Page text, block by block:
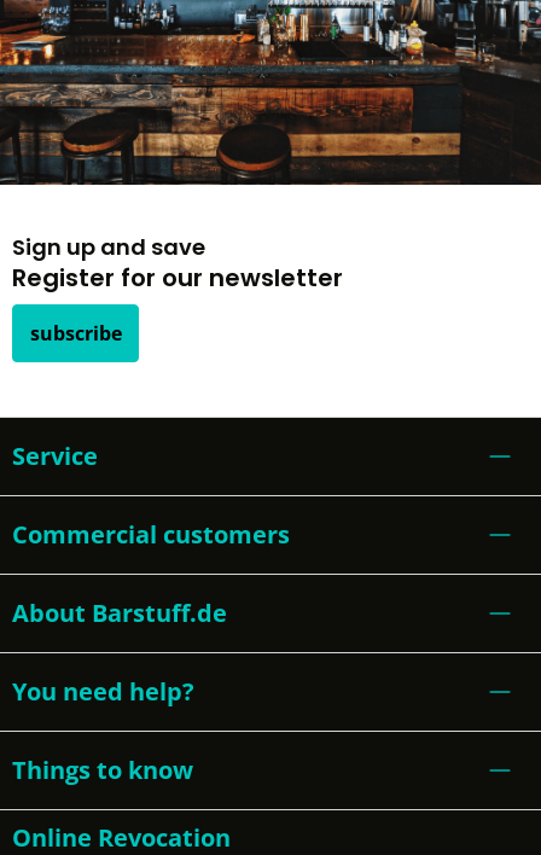
Sign up and save
Register for our newsletter
subscribe
Service
Commercial customers
About Barstuff.de
You need help?
Things to know
Online Revocation